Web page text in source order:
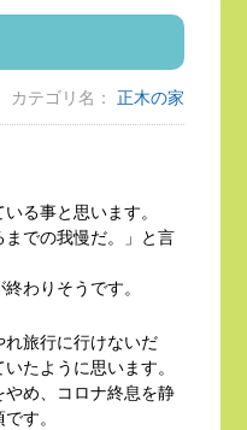
カテゴリ名： 正木の家
る事と思います。
での我慢だ。」と言
わりそうです。
旅行に行けないだ
たように思います。
め、コロナ終息を静
す。